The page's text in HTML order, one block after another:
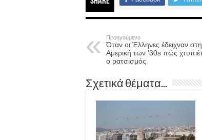
Προηγούμενο
Όταν οι Έλληνες έδειχναν
Αμερική των ’30s πώς
ο ρατσισμός
Σχετικά θέματα...